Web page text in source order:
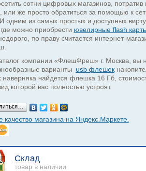
сотни цифровых магазинов, потратив
или же просто обратиться за помощью к
одним из самых простых и доступных
можно приобрести ювелирные flash
по праву считается интернет-
компании «ФлешФреш» г. Москва, вы
варианты usb флешек
наверняка найдется флешка 16 Гб,
которой вас полностью устроят.
Склад
товар в наличии